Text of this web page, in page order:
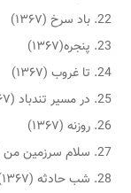
باد سرخ (۱۳۶۷)
پنجره(۱۳۶۷)
تا غروب (۱۳۶۷)
در مسیر تندباد (۱۳۶۷)
روزنه (۱۳۶۷)
سلام سرزمین من
شب حادثه (۱۳۶۷)